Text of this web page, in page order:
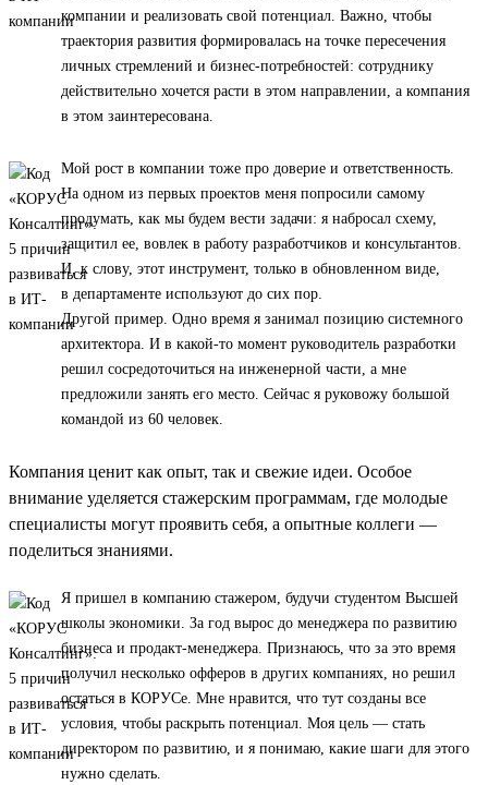
компании и реализовать свой потенциал. Важно, чтобы
траектория развития формировалась на точке пересечения
личных стремлений и бизнес-потребностей: сотруднику
действительно хочется расти в этом направлении, а компания
в этом заинтересована.
Мой рост в компании тоже про доверие и ответственность.
На одном из первых проектов меня попросили самому
продумать, как мы будем вести задачи: я набросал схему,
защитил ее, вовлек в работу разработчиков и консультантов.
И, к слову, этот инструмент, только в обновленном виде,
в департаменте используют до сих пор.
Другой пример. Одно время я занимал позицию системного
архитектора. И в какой-то момент руководитель разработки
решил сосредоточиться на инженерной части, а мне
предложили занять его место. Сейчас я руковожу большой
командой из 60 человек.
Компания ценит как опыт, так и свежие идеи. Особое
внимание уделяется стажерским программам, где молодые
специалисты могут проявить себя, а опытные коллеги —
поделиться знаниями.
Я пришел в компанию стажером, будучи студентом Высшей
школы экономики. За год вырос до менеджера по развитию
бизнеса и продакт-менеджера. Признаюсь, что за это время
получил несколько офферов в других компаниях, но решил
остаться в КОРУСе. Мне нравится, что тут созданы все
условия, чтобы раскрыть потенциал. Моя цель — стать
директором по развитию, и я понимаю, какие шаги для этого
нужно сделать.